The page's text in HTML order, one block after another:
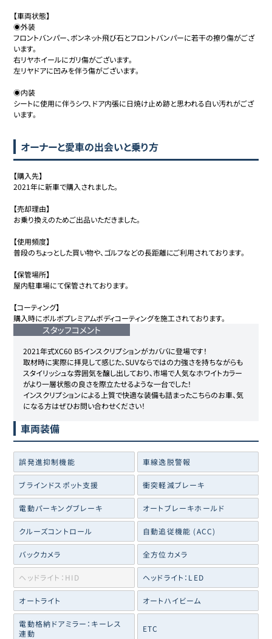
【車両状態】
◉外装
フロントバンパー、ボンネット飛び石とフロントバンパーに若干の擦り傷がござ
います。
右リヤホイールにガリ傷がございます。
左リヤドアに凹みを伴う傷がございます。
◉内装
シートに使用に伴うシワ、ドア内張に日焼け止め跡と思われる白い汚れがござ
います。
オーナーと愛車の出会いと乗り方
【購入先】
2021年に新車で購入されました。
【売却理由】
お乗り換えのためご出品いただきました。
【使用頻度】
普段のちょっとした買い物や、ゴルフなどの長距離にご利用されております。
【保管場所】
屋内駐車場にて保管されております。
【コーティング】
購入時にボルボプレミアムボディコーティングを施工されております。
スタッフコメント
2021年式XC60 B5インスクリプションがカババに登場です！
取材時に実際に拝見して感じた、SUVならではの力強さを持ちながらも
スタイリッシュな雰囲気を醸し出しており、市場で人気なホワイトカラー
がより一層状態の良さを際立たせるような一台でした！
インスクリプションによる上質で快適な装備も詰まったこちらのお車、気
になる方はぜひお問い合わせください！
車両装備
誤発進抑制機能 車線逸脱警報
ブラインドスポット支援 衝突軽減ブレーキ
電動パーキングブレーキ オートブレーキホールド
クルーズコントロール 自動追従機能 (ACC)
バックカメラ 全方位カメラ
ヘッドライト：HID ヘッドライト：LED
オートライト オートハイビーム
電動格納ドアミラー：キーレス
連動
ETC